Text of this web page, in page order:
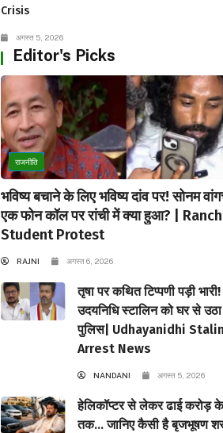
Crisis
अगस्त 5, 2026
Editor's Picks
राजनीति
भविष्य बचाने के लिए भविष्य दांव पर! सोनम
एक फोन कॉल पर रांची में क्या हुआ? |
Student Protest
RAJNI अगस्त 6, 2026
तृषा पर कथित टिप्पणी पड़ी भारी!
उदयनिधि स्टालिन को घर से
पुलिस| Udhayanidhi Stalin
Arrest News
NANDANI अगस्त 5, 2026
हेलिकॉप्टर से लेकर ढाई करोड़
तक… जानिए कैसी है बृजभूषण